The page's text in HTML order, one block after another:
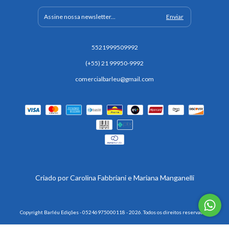
5521999509992
(+55) 21 99950-9992
comercialbarleu@gmail.com
Copyright Barléu Edições - 05246975000118 - 2026. Todos os direitos reservados.